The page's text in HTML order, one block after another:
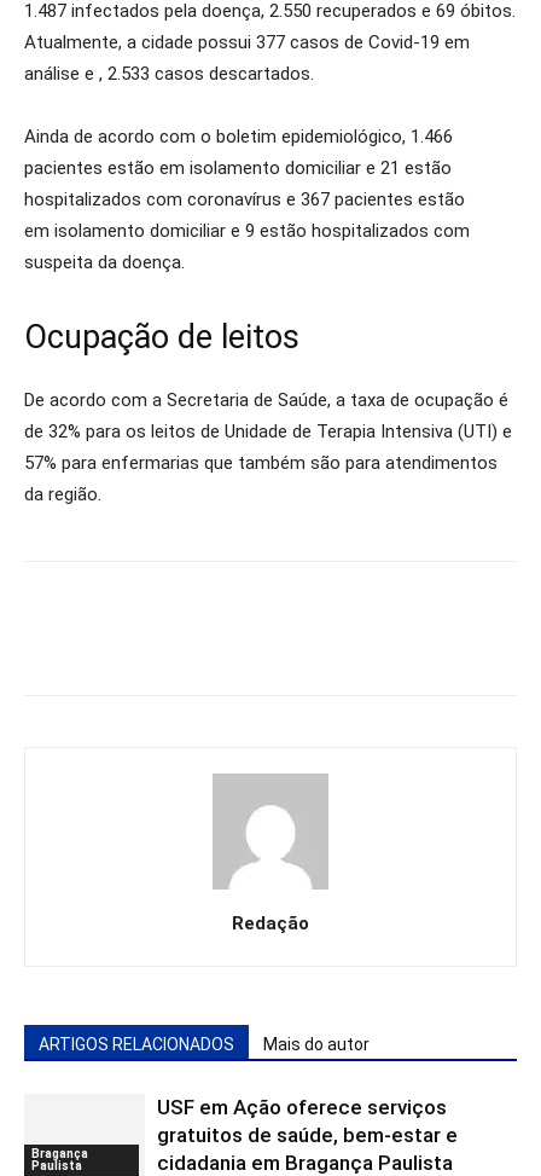
1.487 infectados pela doença, 2.550 recuperados e 69 óbitos.
Atualmente, a cidade possui 377 casos de Covid-19 em
análise e , 2.533 casos descartados.
Ainda de acordo com o boletim epidemiológico, 1.466
pacientes estão em isolamento domiciliar e 21 estão
hospitalizados com coronavírus e 367 pacientes estão
em isolamento domiciliar e 9 estão hospitalizados com
suspeita da doença.
Ocupação de leitos
De acordo com a Secretaria de Saúde, a taxa de ocupação é
de 32% para os leitos de Unidade de Terapia Intensiva (UTI) e
57% para enfermarias que também são para atendimentos
da região.
Redação
ARTIGOS RELACIONADOS Mais do autor
Bragança
Paulista
USF em Ação oferece serviços
gratuitos de saúde, bem-estar e
cidadania em Bragança Paulista